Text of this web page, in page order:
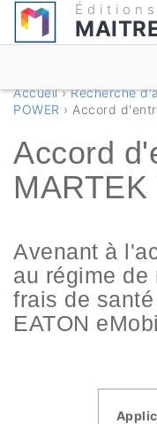
Éditions
Accueil›Recherche
POWER › Accord
Accord
Avenant à
au régime de
frais de
EATON